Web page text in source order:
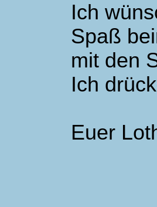
Ich
Spaß
mit den
Ich
Euer